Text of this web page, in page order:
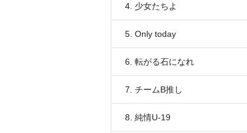
4. 少女たちよ
5. Only today
6. 転がる石になれ
7. チームB推し
8. 純情U-19